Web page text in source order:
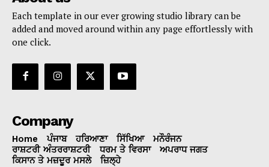
Each template in our ever growing studio library can be
added and moved around within any page effortlessly with
one click.
Company
Home ਪੰਜਾਬ ਹਰਿਆਣਾ ਸਿੱਖਿਆ
ਮਨੌਰੰਜਨ
ਰਾਸ਼ਟਰੀ ਅੰਤਰਰਾਸ਼ਟਰੀ
ਧਰਮ ਤੇ ਵਿਰਸਾ
ਅਪਰਾਧ ਜਗਤ
ਕਿਸਾਨ ਤੇ ਮਜ਼ਦੂਰ ਮਸਲੇ
ਜ਼ਿਲ੍ਹੇ